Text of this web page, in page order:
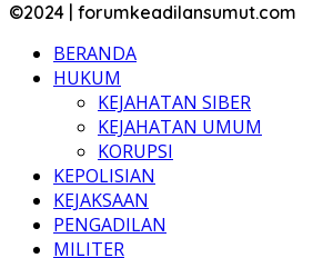
©2024 | forumkeadilansumut.com
BERANDA
HUKUM
KEJAHATAN SIBER
KEJAHATAN UMUM
KORUPSI
KEPOLISIAN
KEJAKSAAN
PENGADILAN
MILITER